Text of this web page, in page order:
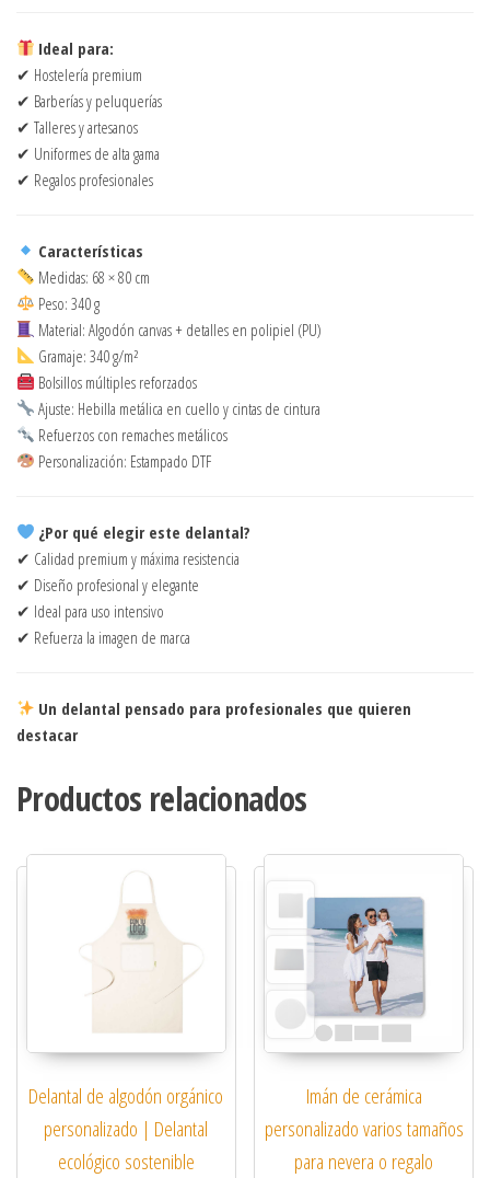
Ideal para:
✔ Hostelería premium
✔ Barberías y peluquerías
✔ Talleres y artesanos
✔ Uniformes de alta gama
✔ Regalos profesionales
Características
Medidas: 68 × 80 cm
Peso: 340 g
Material: Algodón canvas + detalles en polipiel (PU)
Gramaje: 340 g/m²
Bolsillos múltiples reforzados
Ajuste: Hebilla metálica en cuello y cintas de cintura
Refuerzos con remaches metálicos
Personalización: Estampado DTF
¿Por qué elegir este delantal?
✔ Calidad premium y máxima resistencia
✔ Diseño profesional y elegante
✔ Ideal para uso intensivo
✔ Refuerza la imagen de marca
Un delantal pensado para profesionales que quieren
destacar
Productos relacionados
Delantal de algodón orgánico
personalizado | Delantal
ecológico sostenible
Imán de cerámica
personalizado varios tamaños
para nevera o regalo